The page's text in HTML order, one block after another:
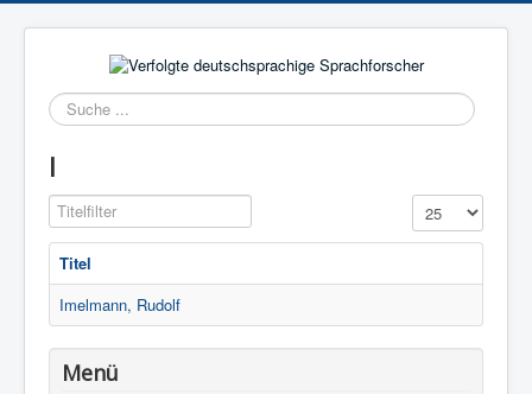
I
Titelfilter Anzeige #
Titel
Imelmann, Rudolf
Menü